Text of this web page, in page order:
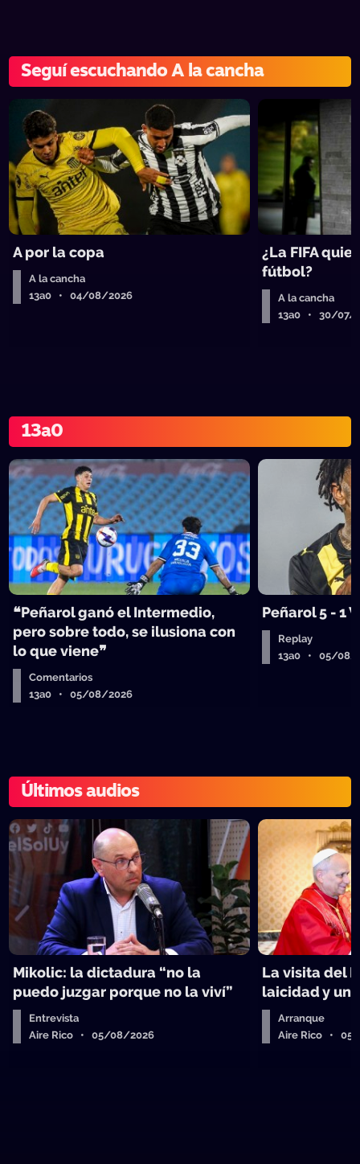
Seguí escuchando A la cancha
A por la copa
A la cancha
13a0 • 04/08/2026
¿La FIFA
fútbol?
A la cancha
13a0 • 30/07/
13a0
❝Peñarol ganó el Intermedio,
pero sobre todo, se ilusiona con
lo que viene❞
Comentarios
13a0 • 05/08/2026
Peñarol 5 - 1
Replay
13a0 • 05/08/
Últimos audios
Mikolic: la dictadura “no la
puedo juzgar porque no la viví”
Entrevista
Aire Rico • 05/08/2026
La visita del
laicidad y un
Arranque
Aire Rico •